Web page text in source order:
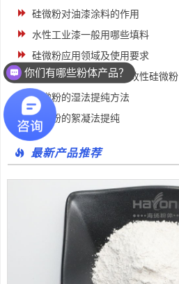
硅微粉对油漆涂料的作用
水性工业漆一般用哪些填料
硅微粉应用领域及使用要求
硅微粉的表面改性——改性硅微粉
硅微粉的湿法提纯方法
硅微粉的絮凝法提纯
最新产品推荐
你们有哪些粉体产品？
你们的产品应用于哪些领域？